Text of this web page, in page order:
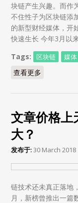
块链产生兴趣。而作
不住性子为区块链添
的新型财经媒体，开
快速生长 今年3月以
Tags:
区块链 媒体
查看更多
文章价格上
大？
发布于:30 March 2018
链技术还未真正落地
月，新榜曾推出一篇